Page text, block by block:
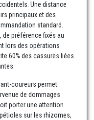
Une distance
principaux et des
standard.
de préférence fixés au
lors des opérations
60% des cassures liées
coureurs permet
de dommages
porter une attention
sur les rhizomes,